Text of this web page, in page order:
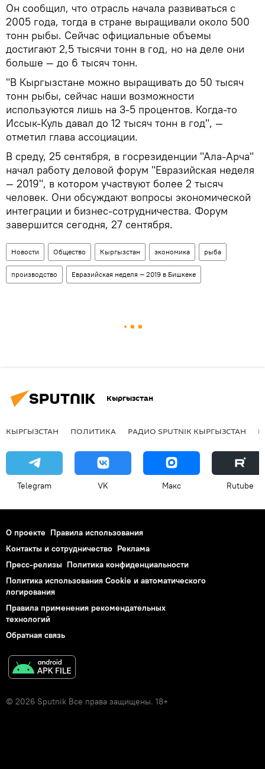
Он сообщил, что отрасль начала развиваться с
2005 года, тогда в стране выращивали около 500
тонн рыбы. Сейчас официальные объемы
достигают 2,5 тысячи тонн в год, но на деле они
больше — до 6 тысяч тонн.
"В Кыргызстане можно выращивать до 50 тысяч
тонн рыбы, сейчас наши возможности
используются лишь на 3-5 процентов. Когда-то
Иссык-Куль давал до 12 тысяч тонн в год", —
отметил глава ассоциации.
В среду, 25 сентября, в госрезиденции "Ала-Арча"
начал работу деловой форум "Евразийская неделя
— 2019", в котором участвуют более 2 тысяч
человек. Они обсуждают вопросы экономической
интеграции и бизнес-сотрудничества. Форум
завершится сегодня, 27 сентября.
Новости Общество Кыргызстан экономика рыба
производство Евразийская неделя — 2019 в Бишкеке
Кыргызстан
КЫРГЫЗСТАН ПОЛИТИКА РАДИО SPUTNIK КЫРГЫЗСТАН
Telegram VK Макс Rutube
О проекте Правила использования
Контакты и сотрудничество Реклама
Пресс-релизы Политика конфиденциальности
Политика использования Cookie и автоматического
логирования
Правила применения рекомендательных
технологий
Обратная связь
© 2026 Sputnik Все права защищены. 18+